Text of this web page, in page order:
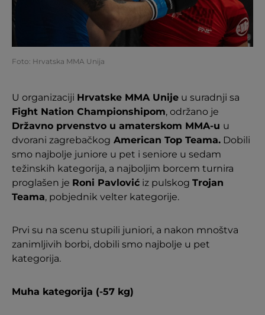
Foto: Hrvatska MMA Unija
U organizaciji Hrvatske MMA Unije u suradnji sa
Fight Nation Championshipom, održano je
Državno prvenstvo u amaterskom MMA-u u
dvorani zagrebačkog American Top Teama. Dobili
smo najbolje juniore u pet i seniore u sedam
težinskih kategorija, a najboljim borcem turnira
proglašen je Roni Pavlović iz pulskog Trojan
Teama, pobjednik velter kategorije.
Prvi su na scenu stupili juniori, a nakon mnoštva
zanimljivih borbi, dobili smo najbolje u pet
kategorija.
Muha kategorija (-57 kg)